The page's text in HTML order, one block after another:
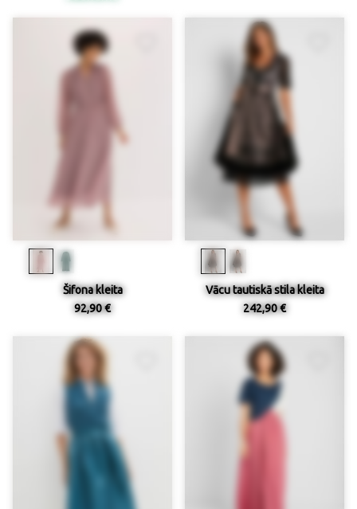
Šifona kleita
92,90 €
Vācu tautiskā stila kleita
242,90 €